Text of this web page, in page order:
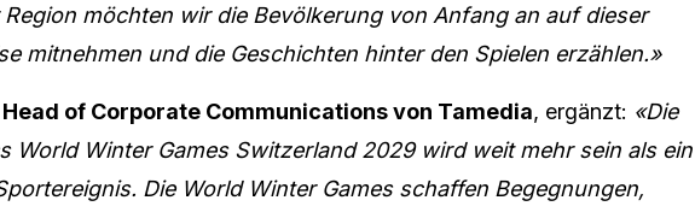
möchten wir die Bevölkerung von Anfang an auf dieser
mitnehmen und die Geschichten hinter den Spielen erzählen.»
of Corporate Communications von Tamedia, ergänzt: «Die
World Winter Games Switzerland 2029 wird weit mehr sein als ein
Die World Winter Games schaffen Begegnungen,